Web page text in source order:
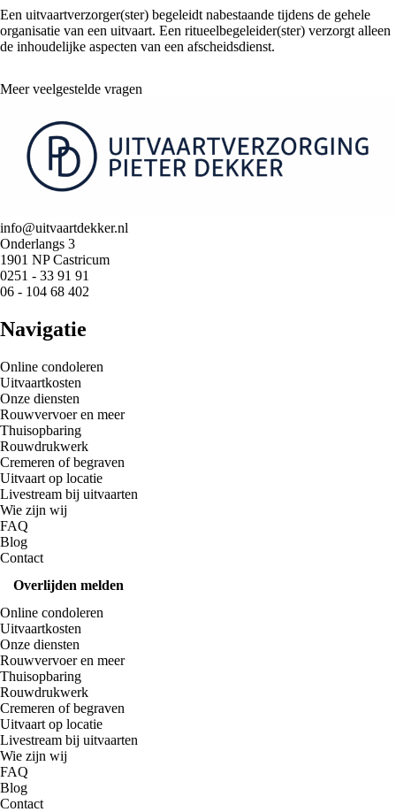
Een uitvaartverzorger(ster) begeleidt nabestaande tijdens de gehele
organisatie van een uitvaart. Een ritueelbegeleider(ster) verzorgt alleen
de inhoudelijke aspecten van een afscheidsdienst.
Meer veelgestelde vragen
info@uitvaartdekker.nl
Onderlangs 3
1901 NP Castricum
0251 - 33 91 91
06 - 104 68 402
Navigatie
Online condoleren
Uitvaartkosten
Onze diensten
Rouwvervoer en meer
Thuisopbaring
Rouwdrukwerk
Cremeren of begraven
Uitvaart op locatie
Livestream bij uitvaarten
Wie zijn wij
FAQ
Blog
Contact
Overlijden melden
Online condoleren
Uitvaartkosten
Onze diensten
Rouwvervoer en meer
Thuisopbaring
Rouwdrukwerk
Cremeren of begraven
Uitvaart op locatie
Livestream bij uitvaarten
Wie zijn wij
FAQ
Blog
Contact